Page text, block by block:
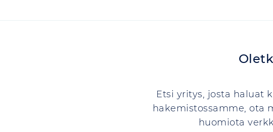
Etsi yritys, josta haluat
hakemistossamme, ota
huomiota